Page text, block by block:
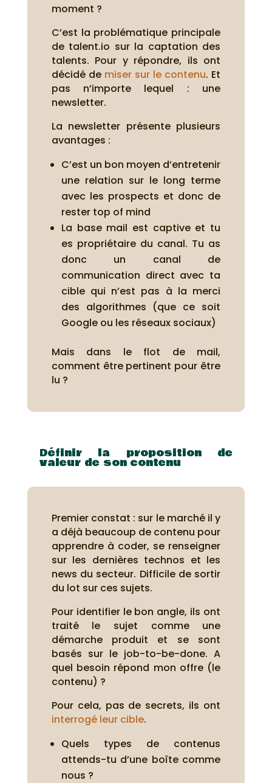
moment ?
C’est la problématique principale
de talent.io sur la captation des
talents. Pour y répondre, ils ont
décidé de miser sur le contenu. Et
pas n’importe lequel : une
newsletter.
La newsletter présente plusieurs
avantages :
C’est un bon moyen d’entretenir
une relation sur le long terme
avec les prospects et donc de
rester top of mind
La base mail est captive et tu
es propriétaire du canal. Tu as
donc un canal de
communication direct avec ta
cible qui n’est pas à la merci
des algorithmes (que ce soit
Google ou les réseaux sociaux)
Mais dans le flot de mail,
comment être pertinent pour être
lu ?
Définir la proposition de
valeur de son contenu
Premier constat : sur le marché il y
a déjà beaucoup de contenu pour
apprendre à coder, se renseigner
sur les dernières technos et les
news du secteur. Difficile de sortir
du lot sur ces sujets.
Pour identifier le bon angle, ils ont
traité le sujet comme une
démarche produit et se sont
basés sur le job-to-be-done. A
quel besoin répond mon offre (le
contenu) ?
Pour cela, pas de secrets, ils ont
interrogé leur cible.
Quels types de contenus
attends-tu d’une boîte comme
nous ?